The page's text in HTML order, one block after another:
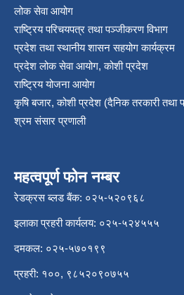
लोक सेवा आयोग
राष्ट्रिय परिचयपत्र तथा पञ्‍जीकरण विभाग
प्रदेश तथा स्थानीय शासन सहयोग कार्यक्रम
प्रदेश लोक सेवा आयोग, कोशी प्रदेश
राष्ट्रिय योजना आयोग
कृषि बजार, कोशी प्रदेश (दैनिक तरकारी
श्रम संसार प्रणाली
महत्वपूर्ण फोन नम्बर
रेडक्रस ब्लड बैंक: ०२५-५२०९६८
इलाका प्रहरी कार्यलय: ०२५-५२४५५५
दमकल: ०२५-५७०१९९
प्रहरी: १००, ९८५२०९०७५५